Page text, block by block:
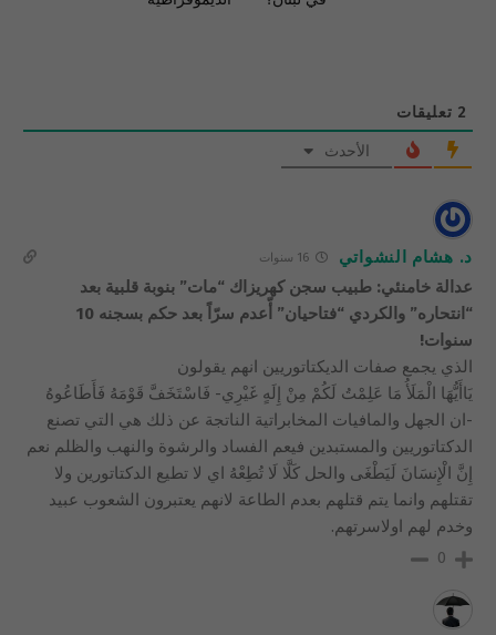
2 تعليقات
الأحدث
د. هشام النشواتي 16 سنوات
عدالة خامنئي: طبيب سجن كهريزاك “مات” بنوبة قلبية بعد
“انتحاره” والكردي “فتاحيان” أّعدم سرّاً بعد حكم بسجنه 10
سنوات!
الذي يجمع صفات الديكتاتوريين انهم يقولون
يَاأَيُّهَا الْمَلَأُ مَا عَلِمْتُ لَكُمْ مِنْ إِلَهٍ غَيْرِي- فَاسْتَخَفَّ قَوْمَهُ فَأَطَاعُوهُ
-ان الجهل والمافيات المخابراتية الناتجة عن ذلك هي التي تصنع
الدكتاتوريين والمستبدين فيعم الفساد والرشوة والنهب والظلم نعم
إِنَّ الْإِنسَانَ لَيَطْغَى والحل كَلَّا لَا تُطِعْهُ اي لا تطيع الدكتاتورين ولا
تقتلهم وانما يتم قتلهم بعدم الطاعة لانهم يعتبرون الشعوب عبيد
وخدم لهم اولاسرتهم.
0